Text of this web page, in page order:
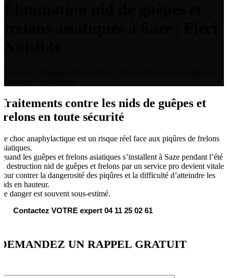
contre les nids de guêpes et
en toute sécurité
choc anaphylactique est un risque réel face aux piqûres de frelons
les guêpes et frelons asiatiques s’installent à Saze pendant l’été
destruction nid de guêpes et frelons par un service pro devient vitale
contrer la dangerosité des piqûres et la difficulté d’atteindre les
en hauteur.
danger est souvent sous-estimé.
Contactez VOTRE expert 04 11 25 02 61
UN RAPPEL GRATUIT